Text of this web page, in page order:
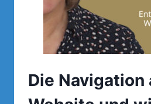
Die Navigation